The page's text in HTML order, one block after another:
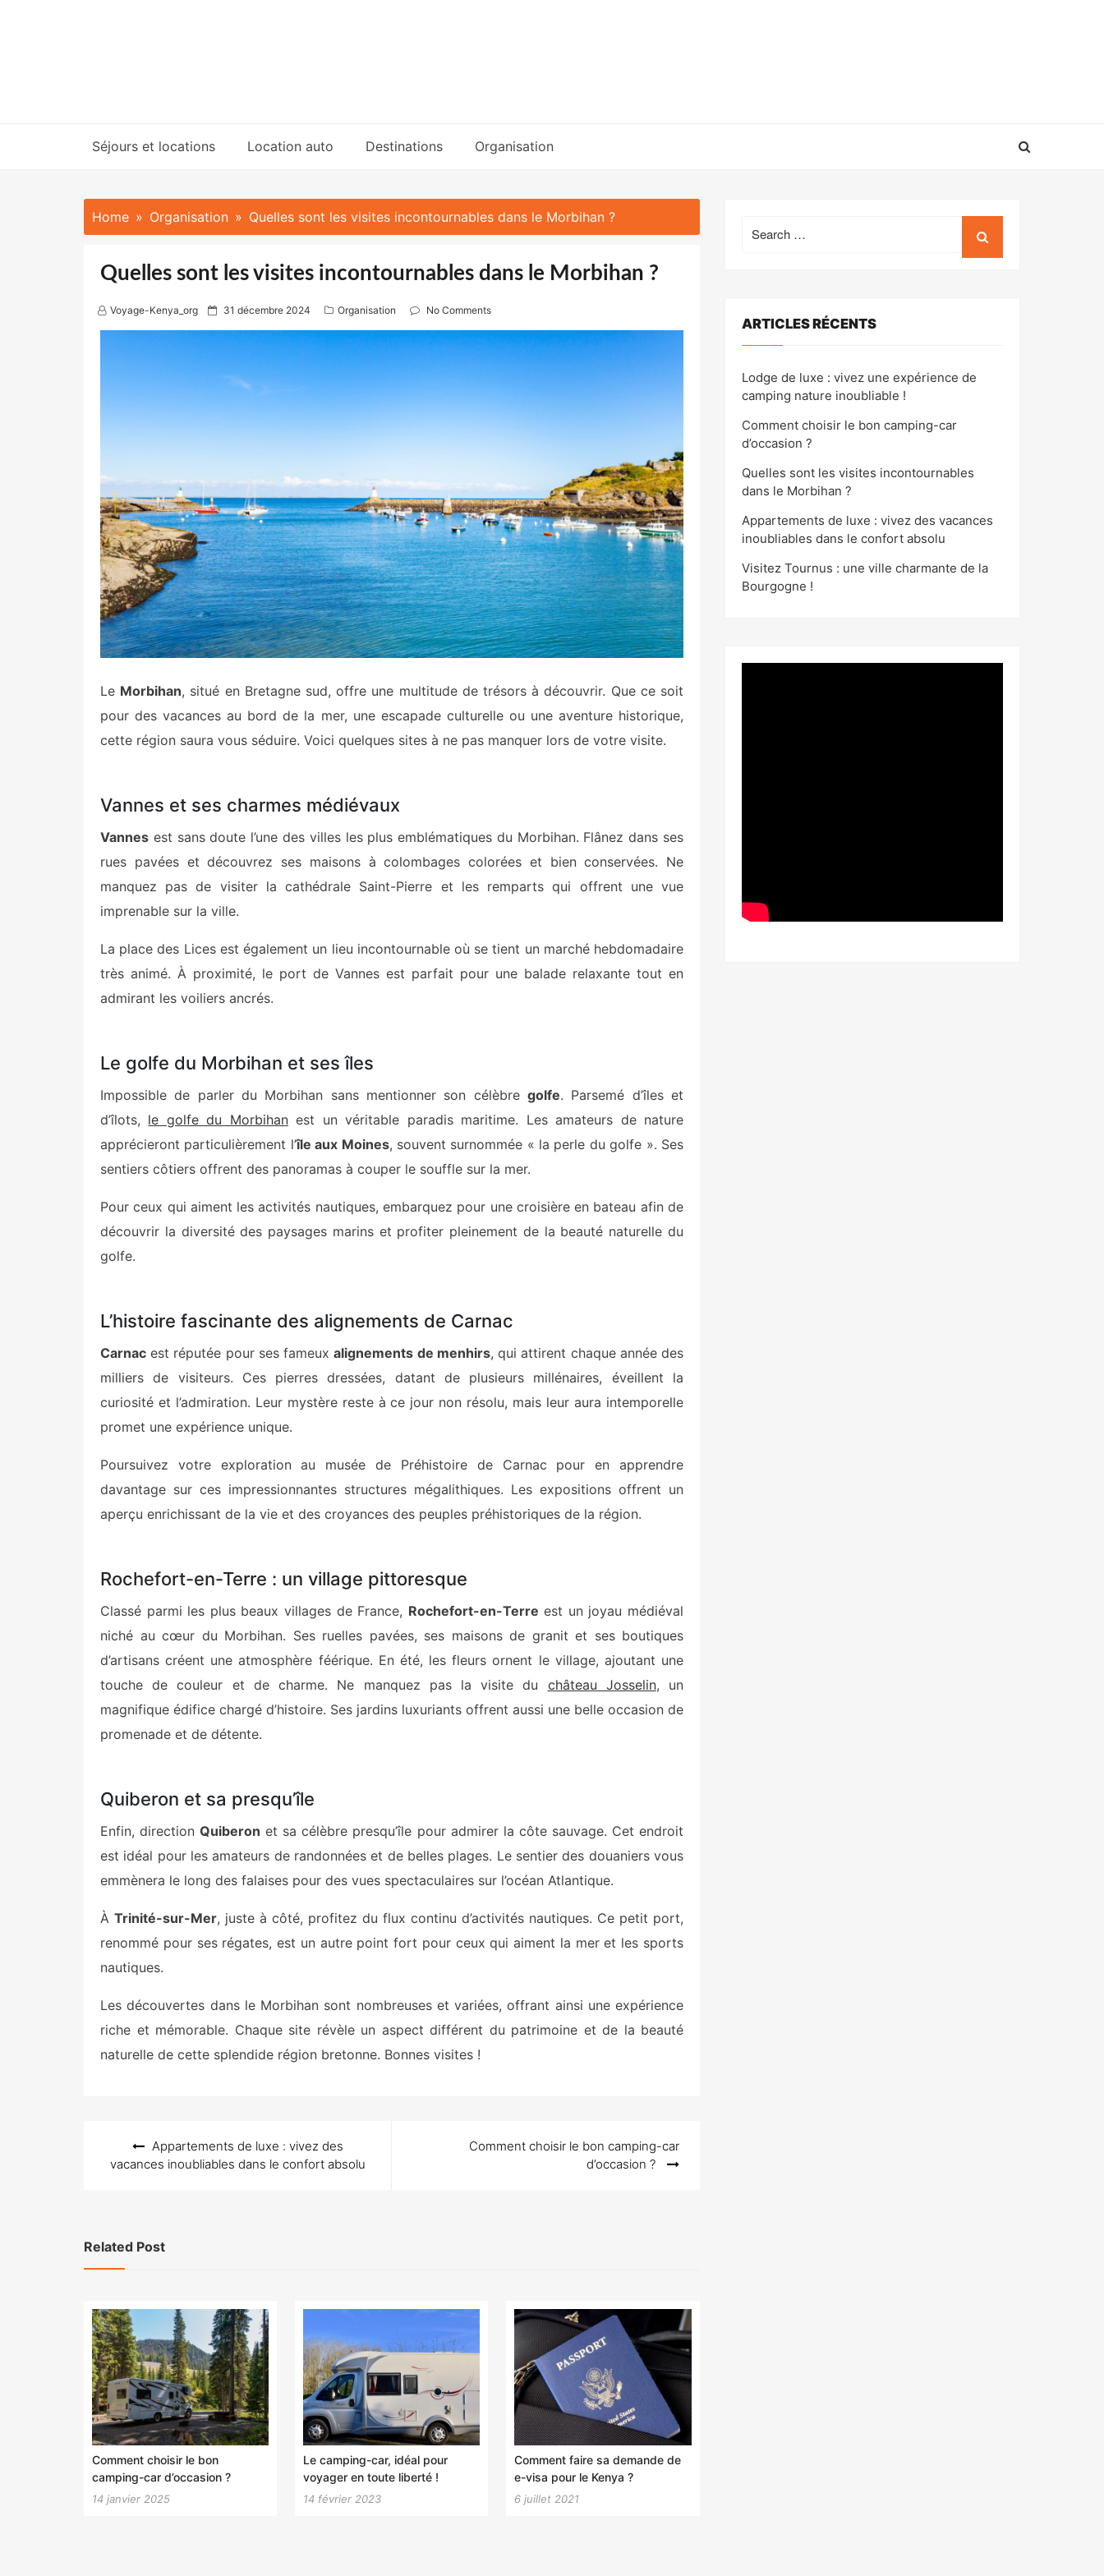
Séjours et locations Location auto Destinations Organisation
Home Organisation Quelles sont les visites incontournables dans le Morbihan ?
Quelles sont les visites incontournables dans le Morbihan ?
Voyage-Kenya_org
P 31 décembre 2024 Organisation No Comments
Le Morbihan, situé en Bretagne sud, offre une multitude de trésors à découvrir. Que ce soit
pour des vacances au bord de la mer, une escapade culturelle ou une aventure historique,
cette région saura vous séduire. Voici quelques sites à ne pas manquer lors de votre visite.
Vannes et ses charmes médiévaux
Vannes est sans doute l’une des villes les plus emblématiques du Morbihan. Flânez dans ses
rues pavées et découvrez ses maisons à colombages colorées et bien conservées. Ne
manquez pas de visiter la cathédrale Saint-Pierre et les remparts qui offrent une vue
imprenable sur la ville.
La place des Lices est également un lieu incontournable où se tient un marché hebdomadaire
très animé. À proximité, le port de Vannes est parfait pour une balade relaxante tout en
admirant les voiliers ancrés.
Le golfe du Morbihan et ses îles
Impossible de parler du Morbihan sans mentionner son célèbre golfe. Parsemé d’îles et
d’îlots, le golfe du Morbihanest un véritable paradis maritime. Les amateurs de nature
apprécieront particulièrement l’île aux Moines, souvent surnommée « la perle du golfe ». Ses
sentiers côtiers offrent des panoramas à couper le souffle sur la mer.
Pour ceux qui aiment les activités nautiques, embarquez pour une croisière en bateau afin de
découvrir la diversité des paysages marins et profiter pleinement de la beauté naturelle du
golfe.
L’histoire fascinante des alignements de Carnac
Carnac est réputée pour ses fameuxalignements de menhirs, qui attirent chaque année des
milliers de visiteurs. Ces pierres dressées, datant de plusieurs millénaires, éveillent la
curiosité et l’admiration. Leur mystère reste à ce jour non résolu, mais leur aura intemporelle
promet une expérience unique.
Poursuivez votre exploration au musée de Préhistoire de Carnac pour en apprendre
davantage sur ces impressionnantes structures mégalithiques. Les expositions offrent un
aperçu enrichissant de la vie et des croyances des peuples préhistoriques de la région.
Rochefort-en-Terre : un village pittoresque
Classé parmi les plus beaux villages de France, Rochefort-en-Terre est un joyau médiéval
niché au cœur du Morbihan. Ses ruelles pavées, ses maisons de granit et ses boutiques
d’artisans créent une atmosphère féérique. En été, les fleurs ornent le village, ajoutant une
touche de couleur et de charme. Ne manquez pas la visite du château Josselin, un
magnifique édifice chargé d’histoire. Ses jardins luxuriants offrent aussi une belle occasion de
promenade et de détente.
Quiberon et sa presqu’île
Enfin, directionQuiberon et sa célèbre presqu’île pour admirer la côte sauvage. Cet endroit
est idéal pour les amateurs de randonnées et de belles plages. Le sentier des douaniers vous
emmènera le long des falaises pour des vues spectaculaires sur l’océan Atlantique.
À Trinité-sur-Mer, juste à côté, profitez du flux continu d’activités nautiques. Ce petit port,
renommé pour ses régates, est un autre point fort pour ceux qui aiment la mer et les sports
nautiques.
Les découvertes dans le Morbihan sont nombreuses et variées, offrant ainsi une expérience
riche et mémorable. Chaque site révèle un aspect différent du patrimoine et de la beauté
naturelle de cette splendide région bretonne. Bonnes visites !
Appartements de luxe : vivez des
vacances inoubliables dans le confort absolu
Comment choisir le bon camping-car
d’occasion ?
Related Post
Comment choisir le bon
camping-car d’occasion ?
14 janvier 2025
Le camping-car, idéal pour
voyager en toute liberté !
14 février 2023
Comment faire sa demande de
e-visa pour le Kenya ?
6 juillet 2021
for:
ARTICLES RÉCENTS
Lodge de luxe : vivez une expérience de
camping nature inoubliable !
Comment choisir le bon camping-car
d’occasion ?
Quelles sont les visites incontournables
dans le Morbihan ?
Appartements de luxe : vivez des vacances
inoubliables dans le confort absolu
Visitez Tournus : une ville charmante de la
Bourgogne !